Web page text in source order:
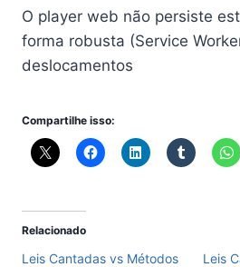
O player web não persiste
forma robusta (Service
deslocamentos
Compartilhe isso:
Relacionado
Leis Cantadas vs Métodos
Leis